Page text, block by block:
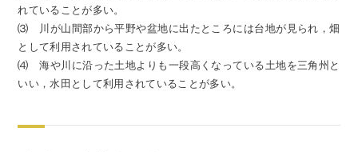
れていることが多い。
⑶ 川が山間部から平野や盆地に出たところには台地が見られ，畑
として利用されていることが多い。
⑷ 海や川に沿った土地よりも一段高くなっている土地を三角州と
いい，水田として利用されていることが多い。